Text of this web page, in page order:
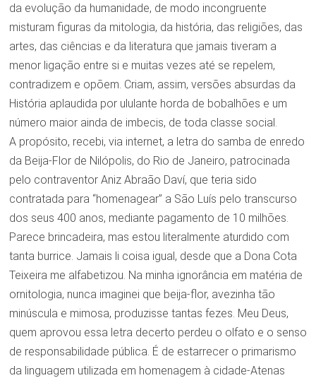
da evolução da humanidade, de modo incongruente
misturam figuras da mitologia, da história, das religiões, das
artes, das ciências e da literatura que jamais tiveram a
menor ligação entre si e muitas vezes até se repelem,
contradizem e opõem. Criam, assim, versões absurdas da
História aplaudida por ululante horda de bobalhões e um
número maior ainda de imbecis, de toda classe social.
A propósito, recebi, via internet, a letra do samba de enredo
da Beija-Flor de Nilópolis, do Rio de Janeiro, patrocinada
pelo contraventor Aniz Abraão Daví, que teria sido
contratada para “homenagear” a São Luís pelo transcurso
dos seus 400 anos, mediante pagamento de 10 milhões.
Parece brincadeira, mas estou literalmente aturdido com
tanta burrice. Jamais li coisa igual, desde que a Dona Cota
Teixeira me alfabetizou. Na minha ignorância em matéria de
ornitologia, nunca imaginei que beija-flor, avezinha tão
minúscula e mimosa, produzisse tantas fezes. Meu Deus,
quem aprovou essa letra decerto perdeu o olfato e o senso
de responsabilidade pública. É de estarrecer o primarismo
da linguagem utilizada em homenagem à cidade-Atenas